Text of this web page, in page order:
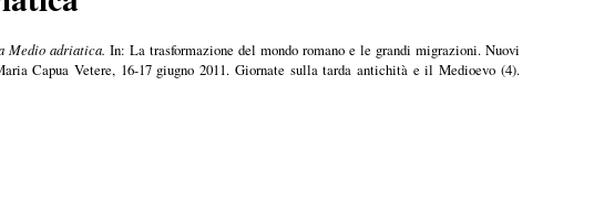
Medio adriatica. In: La trasformazione del mondo romano e le grandi migrazioni. Nuovi
Capua Vetere, 16-17 giugno 2011. Giornate sulla tarda antichità e il Medioevo (4).